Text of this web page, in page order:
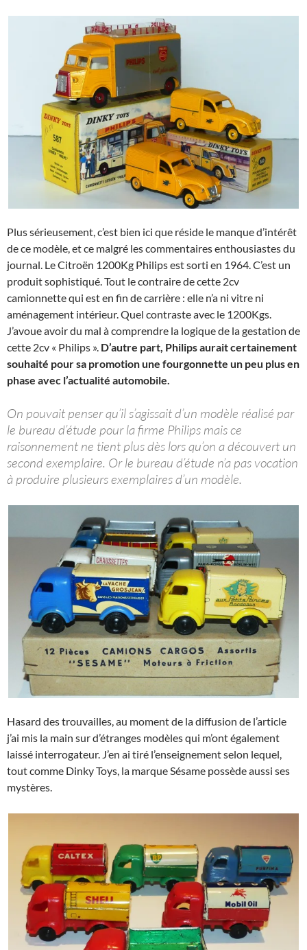
Plus sérieusement, c’est bien ici que réside le manque d’intérêt
de ce modèle, et ce malgré les commentaires enthousiastes du
journal. Le Citroën 1200Kg Philips est sorti en 1964. C’est un
produit sophistiqué. Tout le contraire de cette 2cv
camionnette qui est en fin de carrière : elle n’a ni vitre ni
aménagement intérieur. Quel contraste avec le 1200Kgs.
J’avoue avoir du mal à comprendre la logique de la gestation de
cette 2cv « Philips ». D’autre part, Philips aurait certainement
souhaité pour sa promotion une fourgonnette un peu plus en
phase avec l’actualité automobile.
On pouvait penser qu’il s’agissait d’un modèle réalisé par
le bureau d’étude pour la firme Philips mais ce
raisonnement ne tient plus dès lors qu’on a découvert un
second exemplaire. Or le bureau d’étude n’a pas vocation
à produire plusieurs exemplaires d’un modèle.
Hasard des trouvailles, au moment de la diffusion de l’article
j’ai mis la main sur d’étranges modèles qui m’ont également
laissé interrogateur. J’en ai tiré l’enseignement selon lequel,
tout comme Dinky Toys, la marque Sésame possède aussi ses
mystères.